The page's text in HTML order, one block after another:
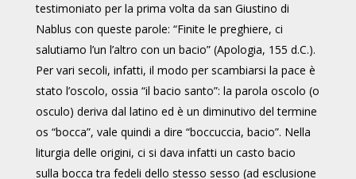
testimoniato per la prima volta da san Giustino di
Nablus con queste parole: “Finite le preghiere, ci
salutiamo l’un l’altro con un bacio” (Apologia, 155 d.C.).
Per vari secoli, infatti, il modo per scambiarsi la pace è
stato l’oscolo, ossia “il bacio santo”: la parola oscolo (o
osculo) deriva dal latino ed è un diminutivo del termine
os “bocca”, vale quindi a dire “boccuccia, bacio”. Nella
liturgia delle origini, ci si dava infatti un casto bacio
sulla bocca tra fedeli dello stesso sesso (ad esclusione